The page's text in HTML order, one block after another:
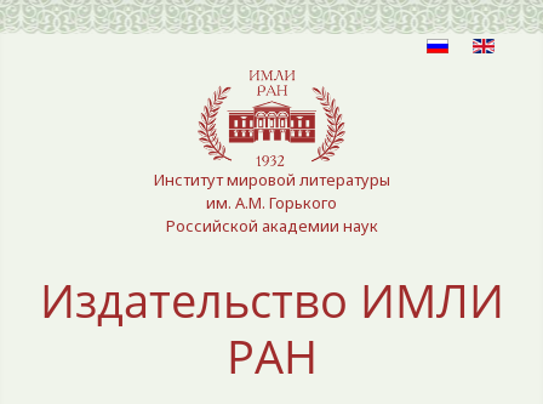
Выберите язык
Институт мировой литературы
им. А.М. Горького
Российской академии наук
Издательство ИМЛИ
РАН